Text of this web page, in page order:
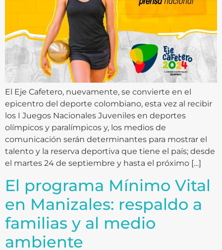
El Eje Cafetero, nuevamente, se convierte en el
epicentro del deporte colombiano, esta vez al recibir
los I Juegos Nacionales Juveniles en deportes
olímpicos y paralímpicos y, los medios de
comunicación serán determinantes para mostrar el
talento y la reserva deportiva que tiene el país; desde
el martes 24 de septiembre y hasta el próximo […]
El programa Mínimo Vital
en Manizales: respaldo a
familias y al medio
ambiente